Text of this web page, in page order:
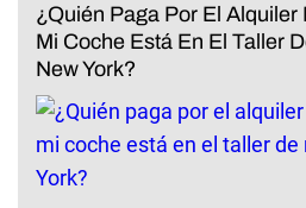
¿Quién Paga Por El
Mi Coche Está En El Taller
New York?